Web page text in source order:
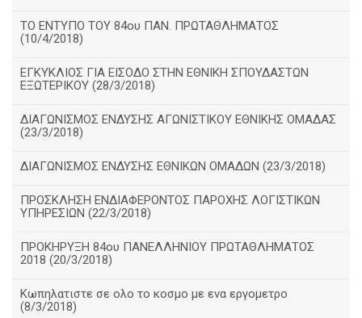
ΤΟ ΕΝΤΥΠΟ ΤΟΥ 84ου ΠΑΝ. ΠΡΩΤΑΘΛΗΜΑΤΟΣ
(10/4/2018)
ΕΓΚΥΚΛΙΟΣ ΓΙΑ ΕΙΣΟΔΟ ΣΤΗΝ ΕΘΝΙΚΗ ΣΠΟΥΔΑΣΤΩΝ
ΕΞΩΤΕΡΙΚΟΥ (28/3/2018)
ΔΙΑΓΩΝΙΣΜΟΣ ΕΝΔΥΣΗΣ ΑΓΩΝΙΣΤΙΚΟΥ ΕΘΝΙΚΗΣ ΟΜΑΔΑΣ
(23/3/2018)
ΔΙΑΓΩΝΙΣΜΟΣ ΕΝΔΥΣΗΣ ΕΘΝΙΚΩΝ ΟΜΑΔΩΝ (23/3/2018)
ΠΡΟΣΚΛΗΣΗ ΕΝΔΙΑΦΕΡΟΝΤΟΣ ΠΑΡΟΧΗΣ ΛΟΓΙΣΤΙΚΩΝ
ΥΠΗΡΕΣΙΩΝ (22/3/2018)
ΠΡΟΚΗΡΥΞΗ 84ου ΠΑΝΕΛΛΗΝΙΟΥ ΠΡΩΤΑΘΛΗΜΑΤΟΣ
2018 (20/3/2018)
Κωπηλατιστε σε ολο το κοσμο με ενα εργομετρο
(8/3/2018)